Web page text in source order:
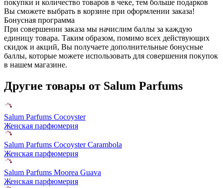
покупки и количество товаров в чеке, тем больше подарков
Вы сможете выбрать в корзине при оформлении заказа!
Бонусная программа
При совершении заказа мы начислим баллы за каждую
единицу товара. Таким образом, помимо всех действующих
скидок и акций, Вы получаете дополнительные бонусные
баллы, которые можете использовать для совершения покупок
в нашем магазине.
Другие товары от Salum Parfums
Salum Parfums Cocoyster
Женская парфюмерия
Salum Parfums Cocoyster Carambola
Женская парфюмерия
Salum Parfums Moorea Guava
Женская парфюмерия